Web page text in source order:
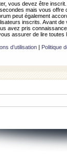
vous devez être inscrit.
mais vous offre
peut également
inscrits. Avant de
avez pris
assurer de lire
d’utilisation| Politique